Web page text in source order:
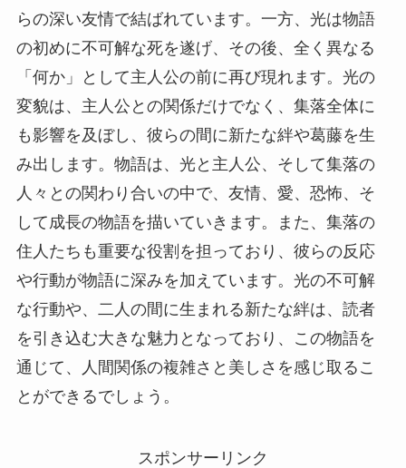
らの深い友情で結ばれています。一方、光は物語
の初めに不可解な死を遂げ、その後、全く異なる
「何か」として主人公の前に再び現れます。光の
変貌は、主人公との関係だけでなく、集落全体に
も影響を及ぼし、彼らの間に新たな絆や葛藤を生
み出します。物語は、光と主人公、そして集落の
人々との関わり合いの中で、友情、愛、恐怖、そ
して成長の物語を描いていきます。また、集落の
住人たちも重要な役割を担っており、彼らの反応
や行動が物語に深みを加えています。光の不可解
な行動や、二人の間に生まれる新たな絆は、読者
を引き込む大きな魅力となっており、この物語を
通じて、人間関係の複雑さと美しさを感じ取るこ
とができるでしょう。
スポンサーリンク